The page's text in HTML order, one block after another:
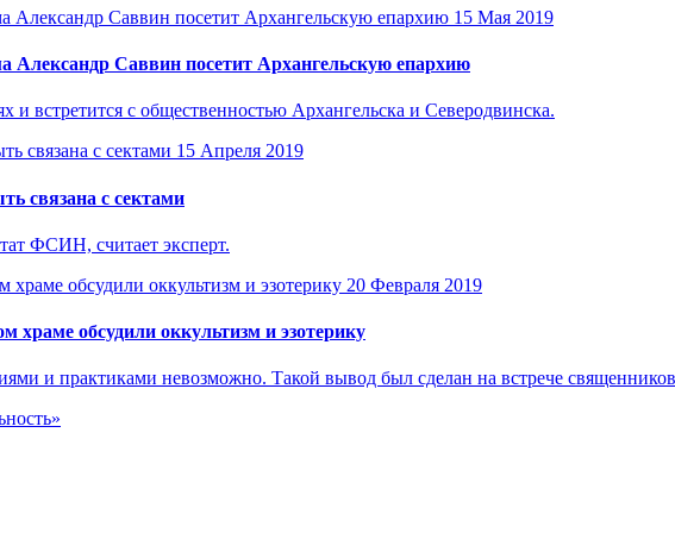
15 Мая 2019
Александр Саввин посетит Архангельскую епархию
встретится с общественностью Архангельска и Северодвинска.
15 Апреля 2019
связана с сектами
ФСИН, считает эксперт.
20 Февраля 2019
храме обсудили оккультизм и эзотерику
и практиками невозможно. Такой вывод был сделан на встрече